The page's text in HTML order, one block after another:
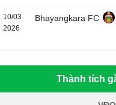
10/03
2026
Bhayangkara FC
Thành tích